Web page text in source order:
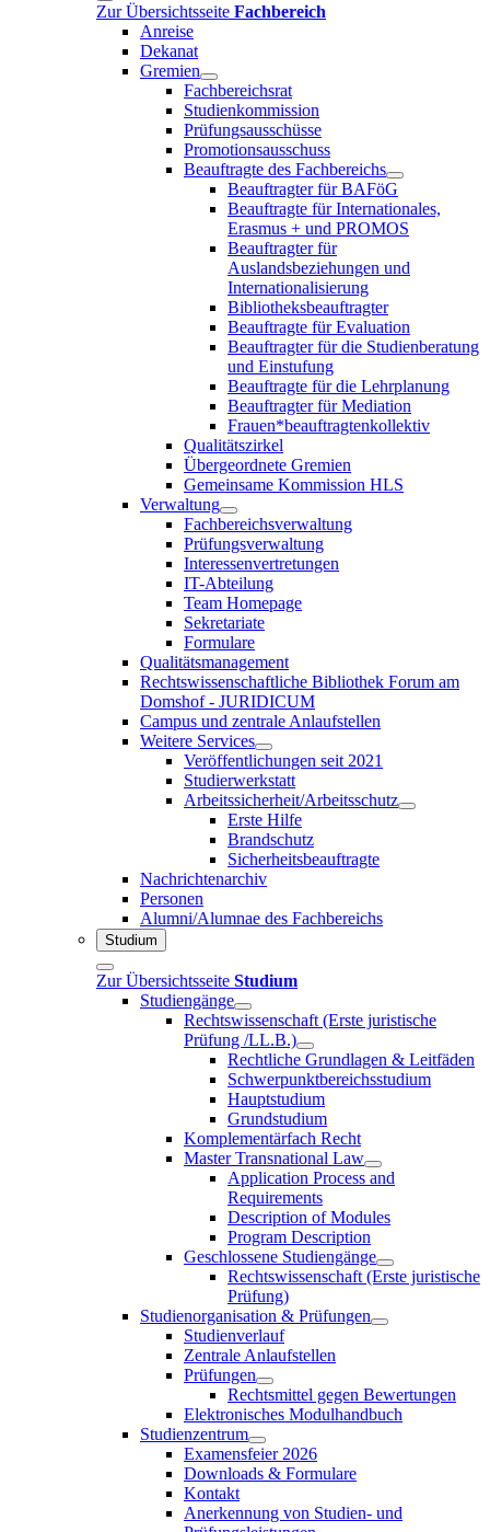
Zur Übersichtsseite Fachbereich
Anreise
Dekanat
Gremien
Fachbereichsrat
Studienkommission
Prüfungsausschüsse
Promotionsausschuss
Beauftragte des Fachbereichs
Beauftragter für BAFöG
Beauftragte für Internationales,
Erasmus + und PROMOS
Beauftragter für
Auslandsbeziehungen und
Internationalisierung
Bibliotheksbeauftragter
Beauftragte für Evaluation
Beauftragter für die Studienberatung
und Einstufung
Beauftragte für die Lehrplanung
Beauftragter für Mediation
Frauen*beauftragtenkollektiv
Qualitätszirkel
Übergeordnete Gremien
Gemeinsame Kommission HLS
Verwaltung
Fachbereichsverwaltung
Prüfungsverwaltung
Interessenvertretungen
IT-Abteilung
Team Homepage
Sekretariate
Formulare
Qualitätsmanagement
Rechtswissenschaftliche Bibliothek Forum am
Domshof - JURIDICUM
Campus und zentrale Anlaufstellen
Weitere Services
Veröffentlichungen seit 2021
Studierwerkstatt
Arbeitssicherheit/Arbeitsschutz
Erste Hilfe
Brandschutz
Sicherheitsbeauftragte
Nachrichtenarchiv
Personen
Alumni/Alumnae des Fachbereichs
Studium
Zur Übersichtsseite Studium
Studiengänge
Rechtswissenschaft (Erste juristische
Prüfung /LL.B.)
Rechtliche Grundlagen & Leitfäden
Schwerpunktbereichsstudium
Hauptstudium
Grundstudium
Komplementärfach Recht
Master Transnational Law
Application Process and
Requirements
Description of Modules
Program Description
Geschlossene Studiengänge
Rechtswissenschaft (Erste juristische
Prüfung)
Studienorganisation & Prüfungen
Studienverlauf
Zentrale Anlaufstellen
Prüfungen
Rechtsmittel gegen Bewertungen
Elektronisches Modulhandbuch
Studienzentrum
Examensfeier 2026
Downloads & Formulare
Kontakt
Anerkennung von Studien- und